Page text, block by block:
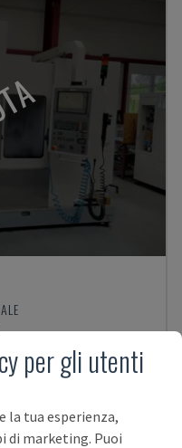
per gli utenti
la tua esperienza,
di marketing. Puoi